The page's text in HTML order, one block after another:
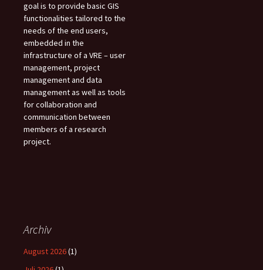
goal is to provide basic GIS
functionalities tailored to the
needs of the end users,
embedded in the
infrastructure of a VRE – user
management, project
management and data
management as well as tools
for collaboration and
communication between
members of a research
project.
Archiv
August 2026(1)